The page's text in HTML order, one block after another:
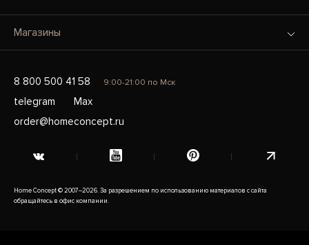
Магазины
8 800 500 41 58 9:00-21:00 по Мск
telegram
Max
order@homeconcept.ru
Home Concept © 2007–2026. За разрешением по использованию материалов с сайта
обращайтесь в офис компании.